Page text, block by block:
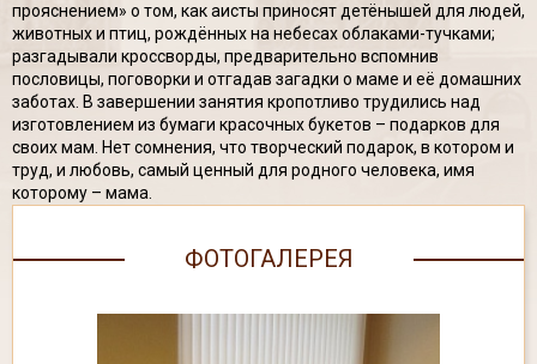
прояснением» о том, как аисты приносят детёнышей для людей,
животных и птиц, рождённых на небесах облаками-тучками;
разгадывали кроссворды, предварительно вспомнив
пословицы, поговорки и отгадав загадки о маме и её домашних
заботах. В завершении занятия кропотливо трудились над
изготовлением из бумаги красочных букетов – подарков для
своих мам. Нет сомнения, что творческий подарок, в котором и
труд, и любовь, самый ценный для родного человека, имя
которому – мама.
ФОТОГАЛЕРЕЯ